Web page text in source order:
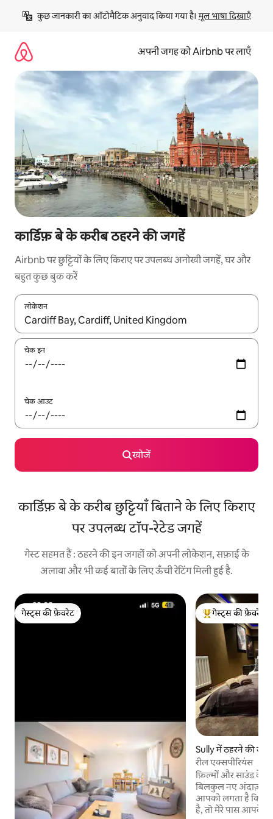
छोड़कर
कॉन्टेंट
कुछ जानकारी का ऑटोमैटिक अनुवाद किया गया है। मूल भाषा दिखाएँ
अपनी जगह को Airbnb पर लाएँ
कार्डिफ़ बे के करीब ठहरने की जगहें
Airbnb पर छुट्टियों के लिए किराए पर उपलब्ध अनोखी जगहें, घर और
बहुत कुछ बुक करें
लोकेशन
नतीजों के उपलब्ध होने पर, अप और डाउन 'ऐरो की' का इस्तेमाल करके नेविगेट
चेक इन
चेक आउट
खोजें
कार्डिफ़ बे के करीब छुट्टियाँ बिताने के लिए किराए
पर उपलब्ध टॉप-रेटेड जगहें
गेस्ट सहमत हैं : ठहरने की इन जगहों को अपनी लोकेशन, सफ़ाई के
अलावा और भी कई बातों के लिए ऊँची रेटिंग मिली हुई है.
गेस्ट्स की फ़ेवरेट
गेस्ट्स की फ़ेवरेट
गेस्ट्स का टॉप फ़ेवरेट
गेस्ट्स की फ़ेवरेट
Sully में ठहरने की
रील एक्सपीरियंस
फ़िल्मों और साउंड के
बिलकुल नए अंदाज़ का
आपको लगता है कि
है, तो मेरे पास आपके लिए